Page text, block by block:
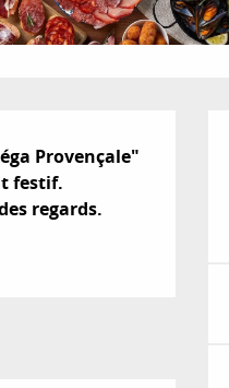
Provençale"
festif.
regards.